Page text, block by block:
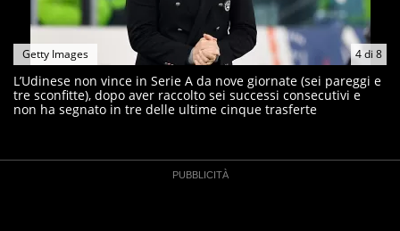
4di 8
Getty Images
L’Udinese non vince in Serie A da nove giornate (sei pareggi e
tre sconfitte), dopo aver raccolto sei successi consecutivi e
non ha segnato in tre delle ultime cinque trasferte